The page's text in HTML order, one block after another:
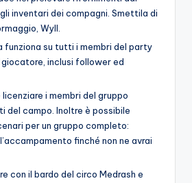
inventari dei compagni. Smettila di
Wyll.
funziona su tutti i membri del party
inclusi follower ed
licenziare i membri del gruppo
del campo. Inoltre è possibile
per un gruppo completo:
finché non ne avrai
con il bardo del circo Medrash e